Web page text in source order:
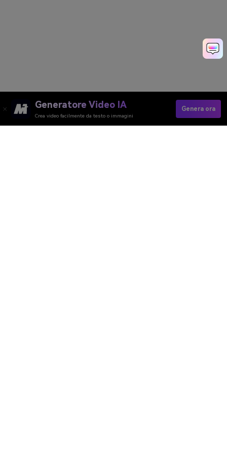
Generatore Video IA
Crea video facilmente da testo o immagini
Genera ora